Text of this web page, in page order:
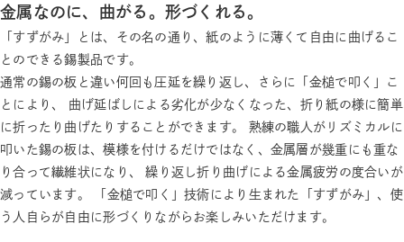
金属なのに、曲がる。形づくれる。
「すずがみ」とは、その名の通り、紙のように薄くて自由に曲げるこ
とのできる錫製品です。
通常の錫の板と違い何回も圧延を繰り返し、さらに「金槌で叩く」こ
とにより、 曲げ延ばしによる劣化が少なくなった、折り紙の様に簡単
に折ったり曲げたりすることができます。 熟練の職人がリズミカルに
叩いた錫の板は、模様を付けるだけではなく、金属層が幾重にも重な
り合って繊維状になり、 繰り返し折り曲げによる金属疲労の度合いが
減っています。 「金槌で叩く」技術により生まれた「すずがみ」、使
う人自らが自由に形づくりながらお楽しみいただけます。